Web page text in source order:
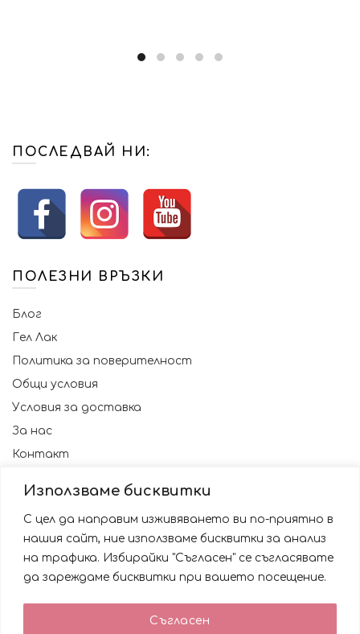
Използваме бисквитки
С цел да направим изживяването ви по-приятно в
нашия сайт, ние използваме бисквитки за анализ
на трафика. Избирайки "Съгласен" се съгласявате
да зареждаме бисквитки при вашето посещение.
Съгласен
ПОСЛЕДВАЙ НИ:
ПОЛЕЗНИ ВРЪЗКИ
Блог
Гел Лак
Политика за поверителност
Общи условия
Условия за доставка
За нас
Контакт
© 2023 NAILSBG. Всички права запазени
Използваме бисквитки за да подобрим вашата
работа със сайта. Като ползвате сайта Вие се